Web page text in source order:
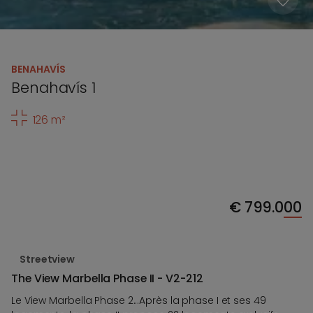
BENAHAVÍS
Benahavís 1
126 m²
€799.000
Streetview
The View Marbella Phase II - V2-212
Le View Marbella Phase 2...Après la phase I et ses 49